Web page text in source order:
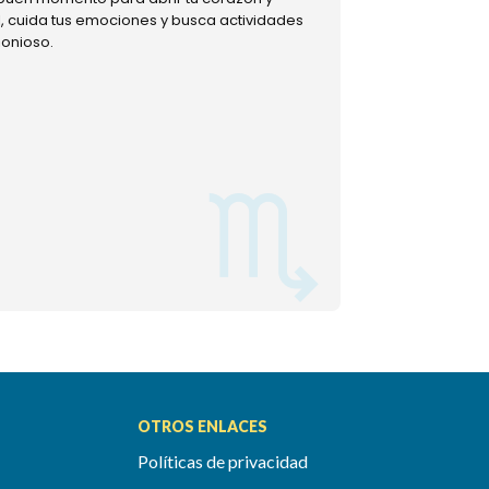
cuida tus emociones y busca actividades
OTROS ENLACES
Políticas de privacidad